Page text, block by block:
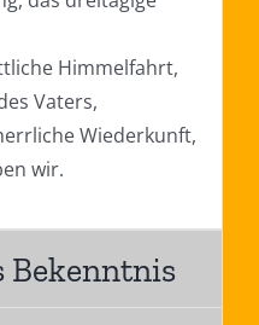
Himmelfahrt,
Vaters,
Wiederkunft,
wir.